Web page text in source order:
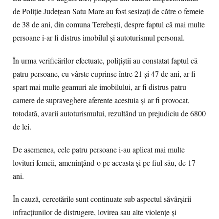
de Poliție Județean Satu Mare au fost sesizați de către o femeie
de 38 de ani, din comuna Terebești, despre faptul că mai multe
persoane i-ar fi distrus imobilul și autoturismul personal.
În urma verificărilor efectuate, polițiștii au constatat faptul că
patru persoane, cu vârste cuprinse între 21 și 47 de ani, ar fi
spart mai multe geamuri ale imobilului, ar fi distrus patru
camere de supraveghere aferente acestuia și ar fi provocat,
totodată, avarii autoturismului, rezultând un prejudiciu de 6800
de lei.
De asemenea, cele patru persoane i-au aplicat mai multe
lovituri femeii, amenințând-o pe aceasta și pe fiul său, de 17
ani.
În cauză, cercetările sunt continuate sub aspectul săvârșirii
infracțiunilor de distrugere, lovirea sau alte violențe și